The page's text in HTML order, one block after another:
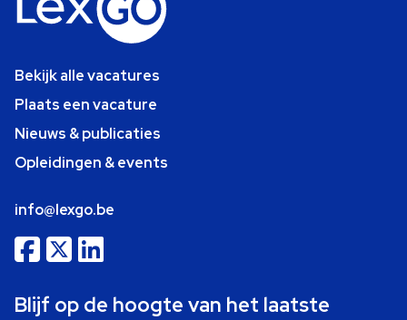
Bekijk alle vacatures
Plaats een vacature
Nieuws & publicaties
Opleidingen & events
info@lexgo.be
Blijf op de hoogte van het laatste